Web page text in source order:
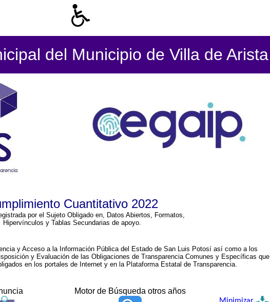
del Municipio de Villa de Arista
Cuantitativo 2022
por el Sujeto Obligado en, Datos Abiertos, Formatos,
Hipervínculos y Tablas Secundarias de apoyo.
y Acceso a la Información Pública del Estado de San Luis Potosí así como a los
y Evaluación de las Obligaciones de Transparencia Comunes y Específicas que
en los portales de Internet y en la Plataforma Estatal de Transparencia.
Motor de Búsqueda otros años